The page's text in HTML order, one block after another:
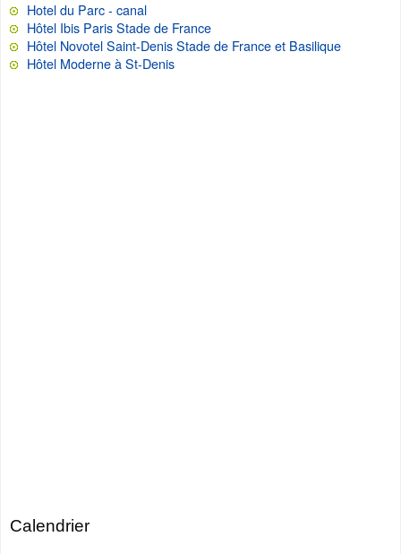
Hotel du Parc - canal
Hôtel Ibis Paris Stade de France
Hôtel Novotel Saint-Denis Stade de France et Basilique
Hôtel Moderne à St-Denis
Calendrier